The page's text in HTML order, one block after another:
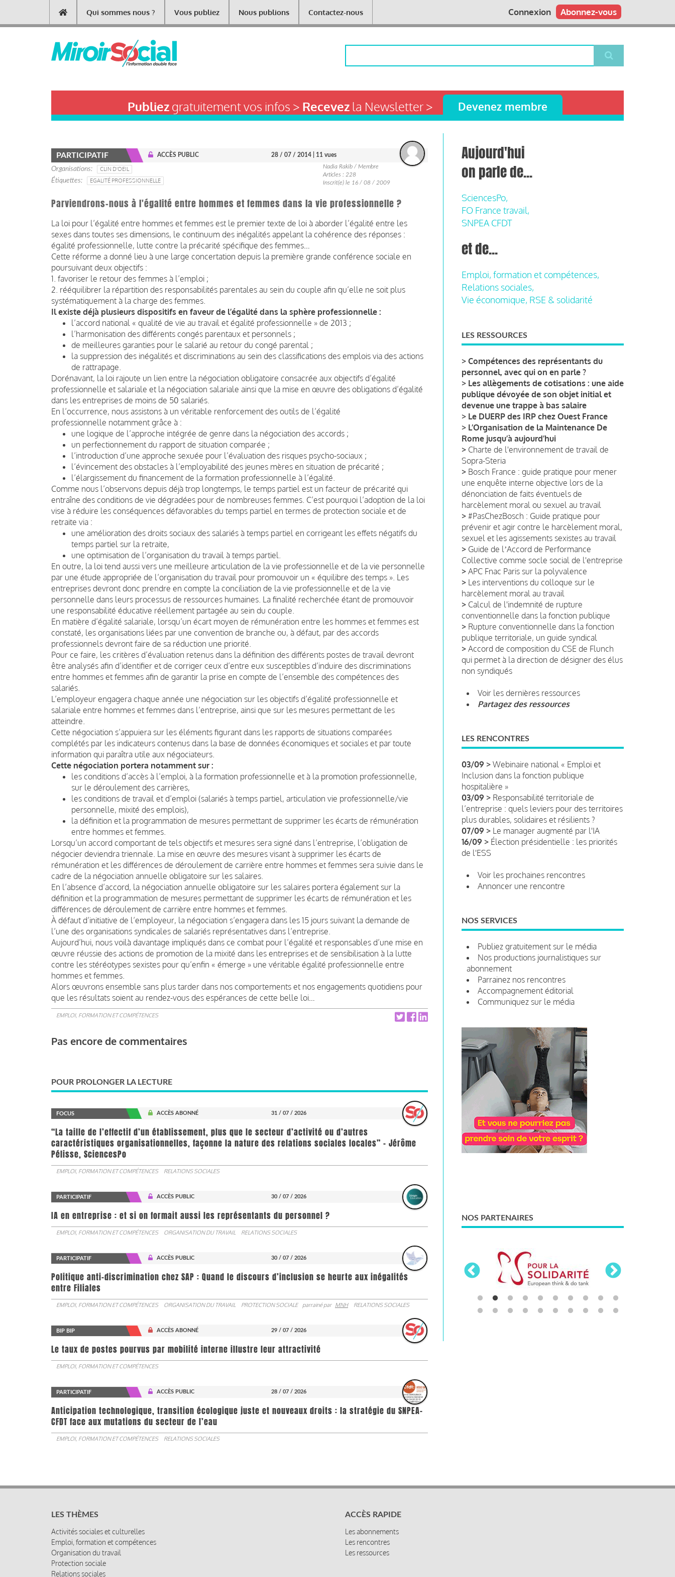
contenu
Main
navigation
Qui sommes nous ? Vous publiez Nous publions Contactez-nous Abonnez-vous
Connexion
Publiezgratuitement vos infos > Recevezla Newsletter > Devenez membre
PARTICIPATIF ACCÈS PUBLIC 28 / 07 / 2014 | 11 vues
Organisations
CLIN D'OEIL
Étiquettes
EGALITÉ PROFESSIONNELLE
Nadia Rakib / Membre
Articles : 228
Inscrit(e) le 16 / 08 / 2009
Parviendrons-nous à l'égalité entre hommes et femmes dans la vie professionnelle ?
La loi pour l’égalité entre hommes et femmes est le premier texte de loi à aborder l’égalité entre les
sexes dans toutes ses dimensions, le continuum des inégalités appelant la cohérence des réponses :
égalité professionnelle, lutte contre la précarité spécifique des femmes…
Cette réforme a donné lieu à une large concertation depuis la première grande conférence sociale en
poursuivant deux objectifs :
1. favoriser le retour des femmes à l’emploi ;
2. rééquilibrer la répartition des responsabilités parentales au sein du couple afin qu’elle ne soit plus
systématiquement à la charge des femmes.
Il existe déjà plusieurs dispositifs en faveur de l’égalité dans la sphère professionnelle :
l’accord national « qualité de vie au travail et égalité professionnelle » de 2013 ;
l’harmonisation des différents congés parentaux et personnels ;
de meilleures garanties pour le salarié au retour du congé parental ;
la suppression des inégalités et discriminations au sein des classifications des emplois via des actions
de rattrapage.
Dorénavant, la loi rajoute un lien entre la négociation obligatoire consacrée aux objectifs d’égalité
professionnelle et salariale et la négociation salariale ainsi que la mise en œuvre des obligations d’égalité
dans les entreprises de moins de 50 salariés.
En l’occurrence, nous assistons à un véritable renforcement des outils de l’égalité
professionnelle notamment grâce à :
une logique de l’approche intégrée de genre dans la négociation des accords ;
un perfectionnement du rapport de situation comparée ;
l’introduction d’une approche sexuée pour l’évaluation des risques psycho-sociaux ;
l’évincement des obstacles à l’employabilité des jeunes mères en situation de précarité ;
l’élargissement du financement de la formation professionnelle à l’égalité.
Comme nous l’observons depuis déjà trop longtemps, le temps partiel est un facteur de précarité qui
entraîne des conditions de vie dégradées pour de nombreuses femmes. C’est pourquoi l’adoption de la loi
vise à réduire les conséquences défavorables du temps partiel en termes de protection sociale et de
retraite via :
une amélioration des droits sociaux des salariés à temps partiel en corrigeant les effets négatifs du
temps partiel sur la retraite,
une optimisation de l’organisation du travail à temps partiel.
En outre, la loi tend aussi vers une meilleure articulation de la vie professionnelle et de la vie personnelle
par une étude appropriée de l’organisation du travail pour promouvoir un « équilibre des temps ». Les
entreprises devront donc prendre en compte la conciliation de la vie professionnelle et de la vie
personnelle dans leurs processus de ressources humaines. La finalité recherchée étant de promouvoir
une responsabilité éducative réellement partagée au sein du couple.
En matière d’égalité salariale, lorsqu’un écart moyen de rémunération entre les hommes et femmes est
constaté, les organisations liées par une convention de branche ou, à défaut, par des accords
professionnels devront faire de sa réduction une priorité.
Pour ce faire, les critères d’évaluation retenus dans la définition des différents postes de travail devront
être analysés afin d’identifier et de corriger ceux d’entre eux susceptibles d’induire des discriminations
entre hommes et femmes afin de garantir la prise en compte de l’ensemble des compétences des
salariés.
L’employeur engagera chaque année une négociation sur les objectifs d’égalité professionnelle et
salariale entre hommes et femmes dans l’entreprise, ainsi que sur les mesures permettant de les
atteindre.
Cette négociation s’appuiera sur les éléments figurant dans les rapports de situations comparées
complétés par les indicateurs contenus dans la base de données économiques et sociales et par toute
information qui paraîtra utile aux négociateurs.
Cette négociation portera notamment sur :
les conditions d’accès à l’emploi, à la formation professionnelle et à la promotion professionnelle,
sur le déroulement des carrières,
les conditions de travail et d’emploi (salariés à temps partiel, articulation vie professionnelle/vie
personnelle, mixité des emplois),
la définition et la programmation de mesures permettant de supprimer les écarts de rémunération
entre hommes et femmes.
Lorsqu’un accord comportant de tels objectifs et mesures sera signé dans l’entreprise, l’obligation de
négocier deviendra triennale. La mise en œuvre des mesures visant à supprimer les écarts de
rémunération et les différences de déroulement de carrière entre hommes et femmes sera suivie dans le
cadre de la négociation annuelle obligatoire sur les salaires.
En l’absence d’accord, la négociation annuelle obligatoire sur les salaires portera également sur la
définition et la programmation de mesures permettant de supprimer les écarts de rémunération et les
différences de déroulement de carrière entre hommes et femmes.
À défaut d’initiative de l’employeur, la négociation s’engagera dans les 15 jours suivant la demande de
l’une des organisations syndicales de salariés représentatives dans l’entreprise.
Aujourd’hui, nous voilà davantage impliqués dans ce combat pour l’égalité et responsables d’une mise en
œuvre réussie des actions de promotion de la mixité dans les entreprises et de sensibilisation à la lutte
contre les stéréotypes sexistes pour qu’enfin « émerge » une véritable égalité professionnelle entre
hommes et femmes.
Alors œuvrons ensemble sans plus tarder dans nos comportements et nos engagements quotidiens pour
que les résultats soient au rendez-vous des espérances de cette belle loi…
EMPLOI, FORMATION ET COMPÉTENCES
Pas encore de commentaires
POUR PROLONGER LA LECTURE
FOCUS ACCÈS ABONNÉ 31 / 07 / 2026
“La taille de l’effectif d’un établissement, plus que le secteur d’activité ou d’autres
caractéristiques organisationnelles, façonne la nature des relations sociales locales” - Jérôme
Pélisse, SciencesPo
EMPLOI, FORMATION ET COMPÉTENCES RELATIONS SOCIALES
PARTICIPATIF ACCÈS PUBLIC 30 / 07 / 2026
IA en entreprise : et si on formait aussi les représentants du personnel ?
EMPLOI, FORMATION ET COMPÉTENCES ORGANISATION DU TRAVAIL RELATIONS SOCIALES
PARTICIPATIF ACCÈS PUBLIC 30 / 07 / 2026
Politique anti-discrimination chez SAP : Quand le discours d’inclusion se heurte aux inégalités
entre Filiales
EMPLOI, FORMATION ET COMPÉTENCES ORGANISATION DU TRAVAIL PROTECTION SOCIALE parrainé par MNH RELATIONS SOCIALES
BIP BIP ACCÈS ABONNÉ 29 / 07 / 2026
Le taux de postes pourvus par mobilité interne illustre leur attractivité
EMPLOI, FORMATION ET COMPÉTENCES
PARTICIPATIF ACCÈS PUBLIC 28 / 07 / 2026
Anticipation technologique, transition écologique juste et nouveaux droits : la stratégie du SNPEA-
CFDT face aux mutations du secteur de l’eau
EMPLOI, FORMATION ET COMPÉTENCES RELATIONS SOCIALES
Aujourd'hui
on parle de...
SciencesPo,
FO France travail,
SNPEA CFDT
et de...
Emploi, formation et compétences,
Relations sociales,
Vie économique, RSE & solidarité
LES RESSOURCES
> Compétences des représentants du
personnel, avec qui on en parle ?
> Les allègements de cotisations : une aide
publique dévoyée de son objet initial et
devenue une trappe à bas salaire
> Le DUERP des IRP chez Ouest France
> L’Organisation de la Maintenance De
Rome jusqu’à aujourd’hui
> Charte de l'environnement de travail de
Sopra-Steria
> Bosch France : guide pratique pour mener
une enquête interne objective lors de la
dénonciation de faits éventuels de
harcèlement moral ou sexuel au travail
> #PasChezBosch : Guide pratique pour
prévenir et agir contre le harcèlement moral,
sexuel et les agissements sexistes au travail
> Guide de lʼAccord de Performance
Collective comme socle social de l'entreprise
> APC Fnac Paris sur la polyvalence
> Les interventions du colloque sur le
harcèlement moral au travail
> Calcul de l'indemnité de rupture
conventionnelle dans la fonction publique
> Rupture conventionnelle dans la fonction
publique territoriale, un guide syndical
> Accord de composition du CSE de Flunch
qui permet à la direction de désigner des élus
non syndiqués
Voir les dernières ressources
Partagez des ressources
LES RENCONTRES
03/09 > Webinaire national « Emploi et
Inclusion dans la fonction publique
hospitalière »
03/09 > Responsabilité territoriale de
l’entreprise : quels leviers pour des territoires
plus durables, solidaires et résilients ?
07/09 > Le manager augmenté par l'IA
16/09 > Élection présidentielle : les priorités
de l'ESS
Voir les prochaines rencontres
Annoncer une rencontre
NOS SERVICES
Publiez gratuitement sur le média
Nos productions journalistiques sur
abonnement
Parrainez nos rencontres
Accompagnement éditorial
Communiquez sur le média
NOS PARTENAIRES
LES THÈMES
Activités sociales et culturelles
Emploi, formation et compétences
Organisation du travail
Protection sociale
Relations sociales
ACCÈS RAPIDE
Les abonnements
Les rencontres
Les ressources